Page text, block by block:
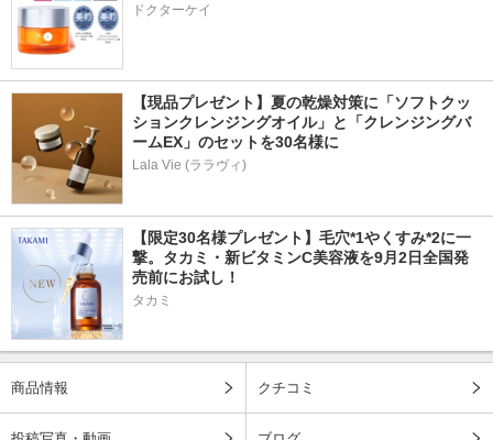
ドクターケイ
【現品プレゼント】夏の乾燥対策に「ソフトクッ
ションクレンジングオイル」と「クレンジングバ
ームEX」のセットを30名様に
Lala Vie (ララヴィ)
【限定30名様プレゼント】毛穴*1やくすみ*2に一
撃。タカミ・新ビタミンC美容液を9月2日全国発
売前にお試し！
タカミ
商品情報 クチコミ